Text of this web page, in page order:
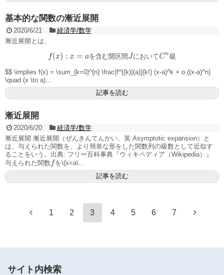
基本的な関数の漸近展開
2020/6/21
経済学/数学
漸近展開とは、
を含む開 区間 において 級
f ( x) :x =aを含む開区 間 Jにおいて Cn級
$$ \implies f(x) = \sum_{k=0}^{n} \frac{f^{(k)}(a)}{k!} (x-a)^k + o ((x-a)^n)
\quad (x \to a)...
記事を読む
漸近展開
2020/6/20
経済学/数学
漸近展開 漸近展開（ぜんきんてんかい、英:Asymptotic expansion）と
は、与えられた関数を、より簡単な形をした関数列の級数として近似す
ることをいう。出典: フリー百科事典『ウィキペディア（Wikipedia）』
与えられた関数 f を\(x=a\...
記事を読む
1 2 3 4 5 6 7
サイト内検索